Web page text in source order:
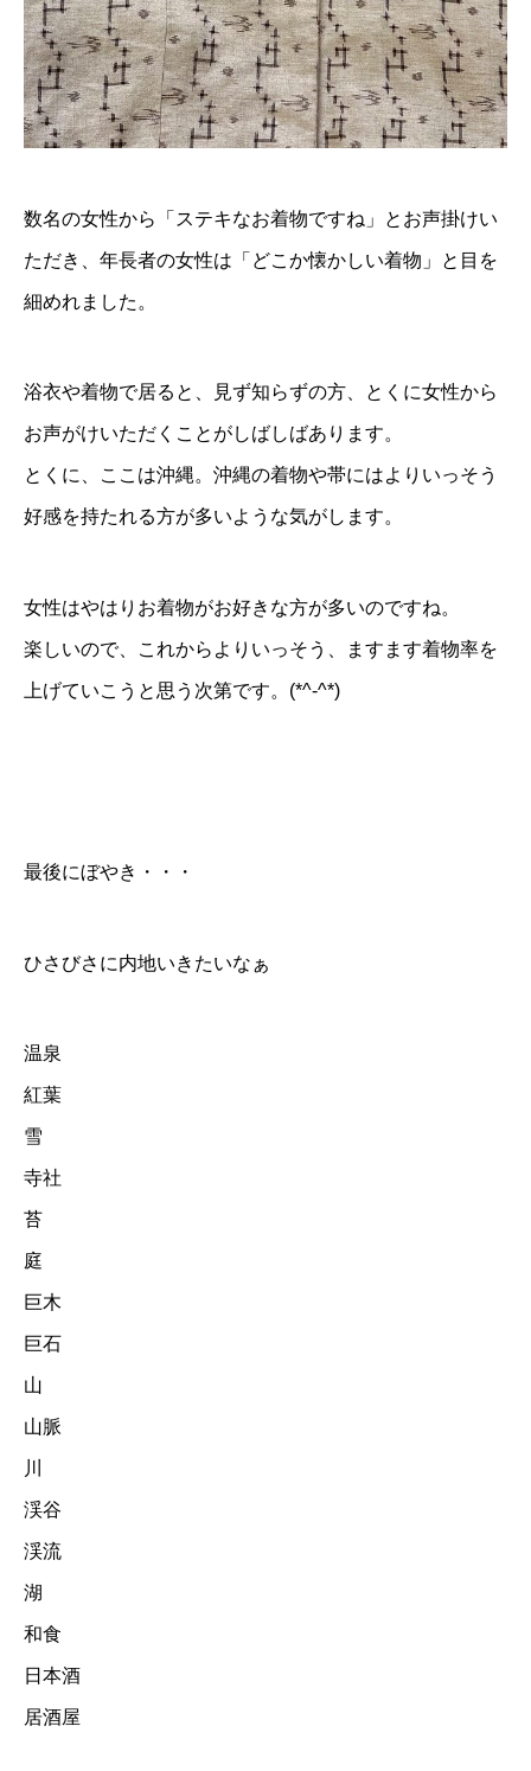
数名の女性から「ステキなお着物ですね」とお声掛けい
ただき、年長者の女性は「どこか懐かしい着物」と目を
細めれました。
浴衣や着物で居ると、見ず知らずの方、とくに女性から
お声がけいただくことがしばしばあります。
とくに、ここは沖縄。沖縄の着物や帯にはよりいっそう
好感を持たれる方が多いような気がします。
女性はやはりお着物がお好きな方が多いのですね。
楽しいので、これからよりいっそう、ますます着物率を
上げていこうと思う次第です。(*^-^*)
最後にぼやき・・・
ひさびさに内地いきたいなぁ
温泉
紅葉
雪
寺社
苔
庭
巨木
巨石
山
山脈
川
渓谷
渓流
湖
和食
日本酒
居酒屋